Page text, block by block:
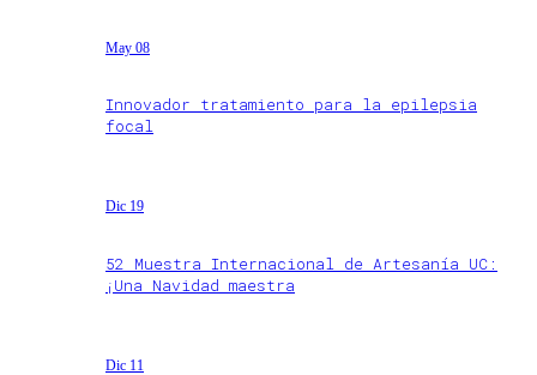
May 08
Innovador tratamiento para la epilepsia
focal
Dic 19
52 Muestra Internacional de Artesanía UC:
¡Una Navidad maestra
Dic 11